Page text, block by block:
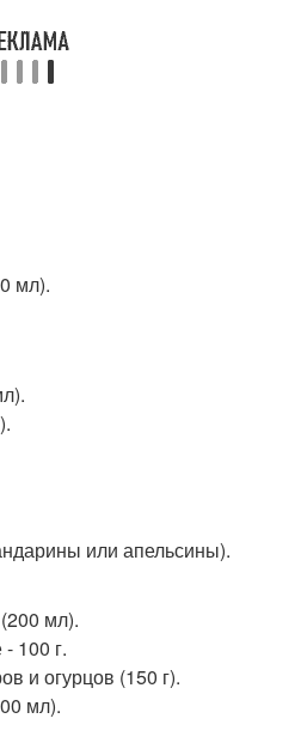
мл).
или апельсины).
мл).
100 г.
и огурцов (150 г).
мл).